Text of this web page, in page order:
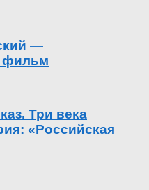
—
фильм
Три века
«Российская